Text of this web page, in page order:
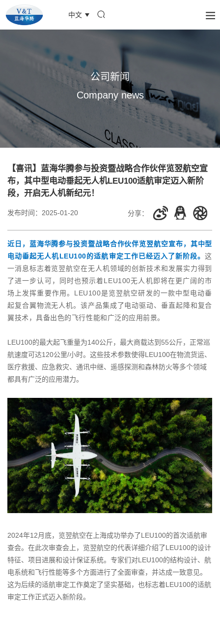
中文
公司新闻
Company news
【喜讯】蓝海华腾参与投资暨战略合作伙伴览翌航空宣
布，其中型电动垂起无人机LEU100适航审定迈入新阶
段，开启无人机新纪元！
发布时间： 2025-01-20 分享：
近日，蓝海华腾参与投资暨战略合作伙伴览翌航空宣布，其中型
电动垂起无人机LEU100的适航审定工作已经迈入了新阶段。这
一消息标志着览翌航空在无人机领域的创新技术和发展实力得到
了进一步认可，同时也预示着LEU100无人机即将在更广阔的市
场上发挥重要作用。LEU100是览翌航空研发的一款中型电动垂
起复合翼物流无人机。该产品集成了电动驱动、垂直起降和复合
翼技术，具备出色的飞行性能和广泛的应用前景。
LEU100的最大起飞重量为140公斤，最大商载达到55公斤，正常巡
航速度可达120公里/小时。这些技术参数使得LEU100在物流货运、
医疗救援、应急救灾、通讯中继、遥感探测和森林防火等多个领域
都具有广泛的应用潜力。
2024年12月底，览翌航空在上海成功举办了LEU100的首次适航审
查会。在此次审查会上，览翌航空的代表详细介绍了LEU100的设计
特征、项目进展和设计保证系统。专家们对LEU100的结构设计、航
电系统和飞行性能等多个方面进行了全面审查，并达成一致意见。
这为后续的适航审定工作奠定了坚实基础，也标志着LEU100的适航
审定工作正式迈入新阶段。